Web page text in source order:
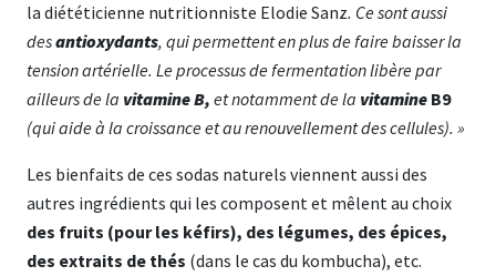
la diététicienne nutritionniste Elodie Sanz. Ce sont aussi
desantioxydants, qui permettent en plus de faire baisser la
tension artérielle. Le processus de fermentation libère par
ailleurs de la vitamine B, et notamment de la vitamine B9
(qui aide à la croissance et au renouvellement des cellules). »
Les bienfaits de ces sodas naturels viennent aussi des
autres ingrédients qui les composent et mêlent au choix
des fruits (pour les kéfirs), des légumes, des épices,
des extraits de thés (dans le cas du kombucha), etc.